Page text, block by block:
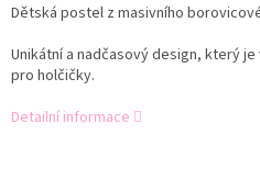
Dětská postel z masivního
Unikátní a nadčasový design, který
pro holčičky.
Detailní informace